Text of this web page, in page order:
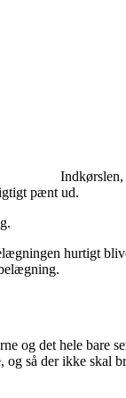
Indkørslen,
pænt ud.
hurtigt
og det hele bare
så der ikke skal